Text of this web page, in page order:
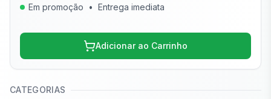
Em promoção • Entrega imediata
Adicionar ao Carrinho
CATEGORIAS